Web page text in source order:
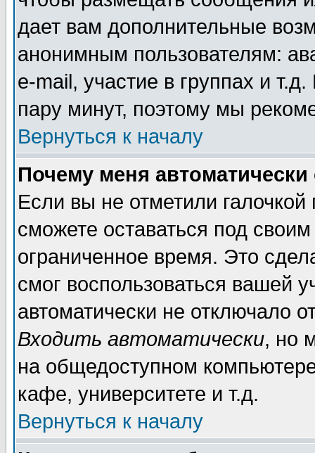
дает вам дополнительные
анонимным пользователям:
e-mail, участие в группах и
пару минут, поэтому мы
Вернуться к началу
Почему меня автоматически
Если вы не отметили галочкой
сможете оставаться под
ограниченное время. Это
смог воспользоваться вашей
автоматически не отключало
Входить автоматически, но
на общедоступном
кафе, университете и т.д.
Вернуться к началу